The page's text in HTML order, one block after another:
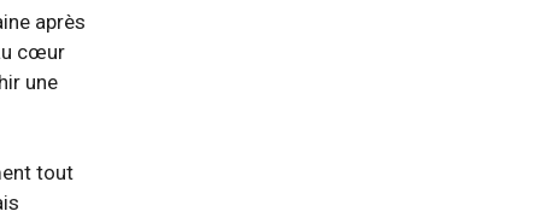
après
cœur
une
tout